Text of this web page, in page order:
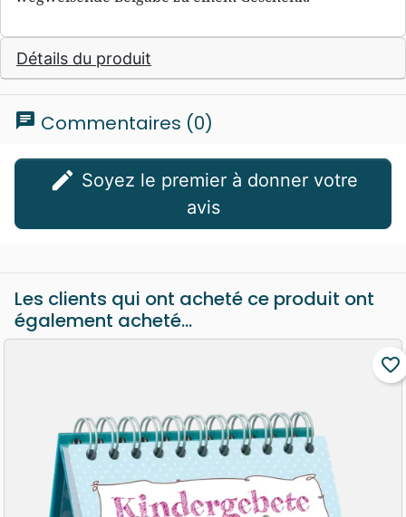
Détails du produit
chat Commentaires (0)
edit
avis
Les clients qui ont acheté ce produit ont
également acheté...
favorite_border